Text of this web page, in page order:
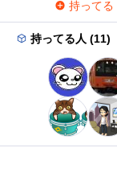
持ってる
持ってる人 (11)